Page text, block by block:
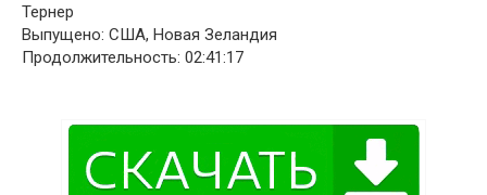
Тернер
Выпущено: США, Новая Зеландия
Продолжительность: 02:41:17